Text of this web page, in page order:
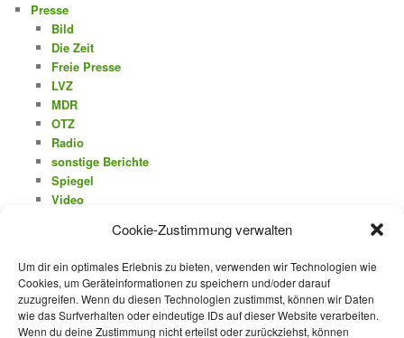
Cookie-Zustimmung verwalten
Um dir ein optimales Erlebnis zu bieten, verwenden wir Technologien wie
Cookies, um Geräteinformationen zu speichern und/oder darauf
zuzugreifen. Wenn du diesen Technologien zustimmst, können wir Daten
wie das Surfverhalten oder eindeutige IDs auf dieser Website verarbeiten.
Wenn du deine Zustimmung nicht erteilst oder zurückziehst, können
Presse
Bild
Die Zeit
Freie Presse
LVZ
MDR
OTZ
Radio
sonstige Berichte
Spiegel
Video
ARCHIV
Archiv